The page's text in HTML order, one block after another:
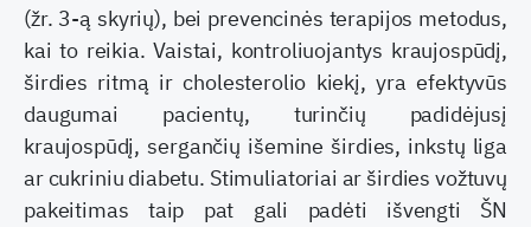
(žr. 3-ą skyrių), bei prevencinės terapijos metodus,
kai to reikia. Vaistai, kontroliuojantys kraujospūdį,
širdies ritmą ir cholesterolio kiekį, yra efektyvūs
daugumai pacientų, turinčių padidėjusį
kraujospūdį, sergančių išemine širdies, inkstų liga
ar cukriniu diabetu. Stimuliatoriai ar širdies vožtuvų
pakeitimas taip pat gali padėti išvengti ŠN